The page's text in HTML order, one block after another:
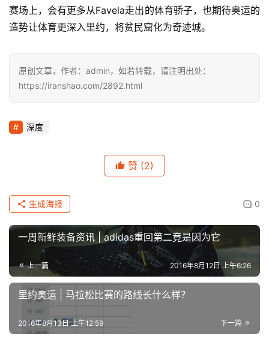
赛场上，会有更多从Favela走出的体育骄子，也期待奥运的
造势让体育更深入里约，将贫民窟化为奇迹城。
原创文章，作者：admin，如若转载，请注明出处：
https://iranshao.com/2892.html
深度
赞 (2)
0
生成海报
一周新鲜装备资讯 | adidas重回第二竟是因为它
上一篇 2016年8月12日 上午6:26
里约奥运 | 马拉松比赛的路线长什么样？
下一篇
2016年8月13日 上午12:59